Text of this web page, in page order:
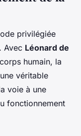
privilégiée
Avec Léonard de
humain, la
véritable
voie à une
fonctionnement